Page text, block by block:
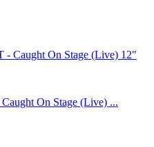
On Stage (Live) ...